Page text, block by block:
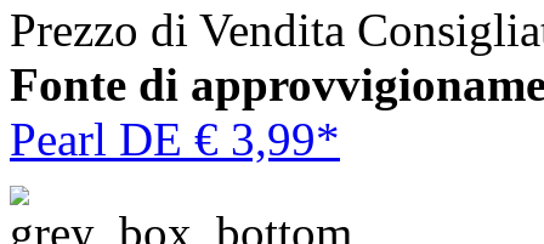
Prezzo di Vendita
Fonte di
Pearl DE € 3,99*